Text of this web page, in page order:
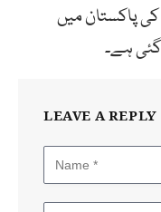
افراد نے شرکت کی۔ MG4 EV Urban کی پاکستان میں
LEAVE A REPLY